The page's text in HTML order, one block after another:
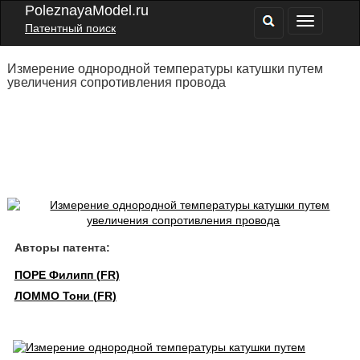
PoleznayaModel.ru
Патентный поиск
Измерение однородной температуры катушки путем
увеличения сопротивления провода
Авторы патента:
ПОРЕ Филипп (FR)
ЛОММО Тони (FR)